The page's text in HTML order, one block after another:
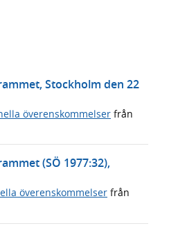
Stockholm den 22
överenskommelser från
(SÖ 1977:32),
överenskommelser från